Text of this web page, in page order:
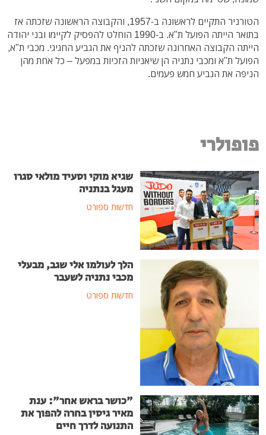
הטורניר התקיים לראשונה ב-1957, והקבוצה הראשונה שזכתה אז
בתואר הייתה הפועל ת"א. ב-1990 הוחלט להפסיק לקיימו ובני יהודה
הייתה הקבוצה האחרונה שזכתה להניף את הגביע החגיגי. מכבי ת"א,
הפועל ת"א ומכבי נתניה הן שיאניות הזכיות במפעל – כל אחת מהן
הניפה את הגביע חמש פעמים.
פופולרי
שגיא מוקי וסעיד מולאי סגרו
מעגל בנתניה
חדשות ספורט
הלך לעולמו אלי שגב, מבעלי
מכבי נתניה לשעבר
חדשות ספורט
"כושר בראש אחר": ענת
מאיר גיסין בחרה להפוך את
התנועה לדרך חיים